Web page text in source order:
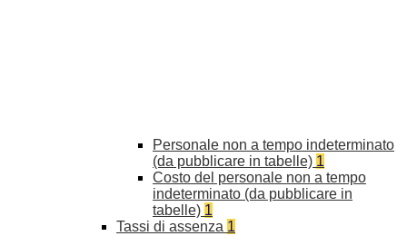
Personale non a tempo indeterminato
(da pubblicare in tabelle) 1
Costo del personale non a tempo
indeterminato (da pubblicare in
tabelle) 1
Tassi di assenza 1